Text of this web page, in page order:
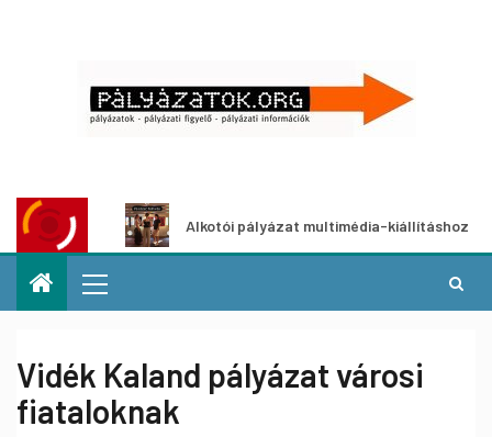
Alkotói pályázat multimédia-kiállításhoz
Vidék Kaland pályázat városi
fiataloknak